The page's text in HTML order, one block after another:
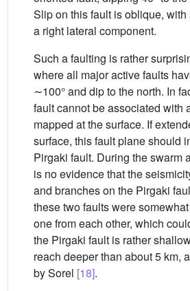
Slip on this fault is oblique, with
a right lateral component.
Such a faulting is rather
where all major active faults
∼100° and dip to the north. In
fault cannot be associated with
mapped at the surface. If
surface, this fault plane should
Pirgaki fault. During the swarm
is no evidence that the
and branches on the Pirgaki
these two faults were
one from each other, which
the Pirgaki fault is rather
reach deeper than about 5 km,
by Sorel [18].